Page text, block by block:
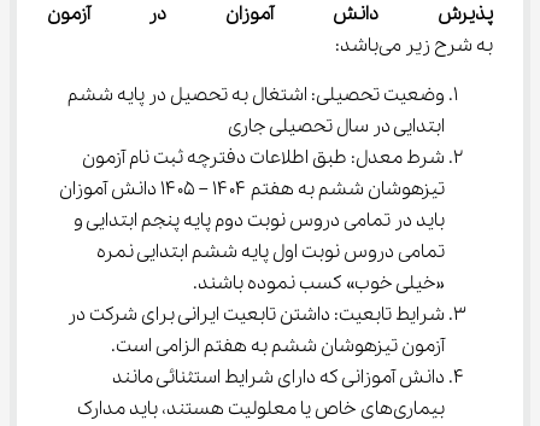
پذیرش دانش آموزان در آزمون
به شرح زیر می‌باشد:
وضعیت تحصیلی: اشتغال به تحصیل در پایه ششم
ابتدایی در سال تحصیلی جاری
شرط معدل: طبق اطلاعات دفترچه ثبت نام آزمون
تیزهوشان ششم به هفتم ۱۴۰۴ – ۱۴۰۵ دانش آموزان
باید در تمامی دروس نوبت دوم پایه پنجم ابتدایی و
تمامی دروس نوبت اول پایه ششم ابتدایی نمره
«خیلی خوب» کسب نموده باشند.
شرایط تابعیت: داشتن تابعیت ایرانی برای شرکت در
آزمون تیزهوشان ششم به هفتم الزامی است.
دانش آموزانی که دارای شرایط استثنائی مانند
بیماری‌های خاص یا معلولیت هستند، باید مدارک